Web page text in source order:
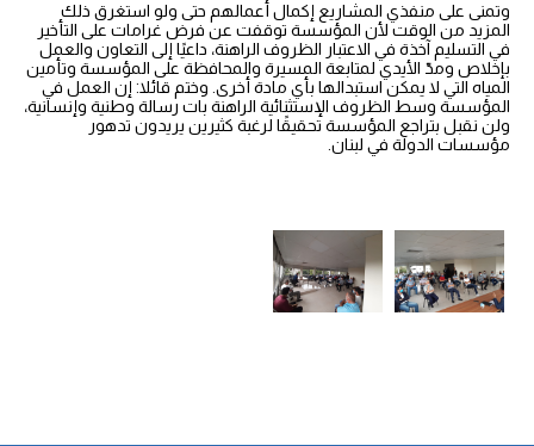
وتمنى على منفذي المشاريع إكمال أعمالهم حتى ولو استغرق ذلك
المزيد من الوقت لأن المؤسسة توقفت عن فرض غرامات على التأخير
في التسليم آخذة في الاعتبار الظروف الراهنة، داعيًا إلى التعاون والعمل
بإخلاص ومدّ الأيدي لمتابعة المسيرة والمحافظة على المؤسسة وتأمين
المياه التي لا يمكن استبدالها بأي مادة أخرى. وختم قائلا: إن العمل في
المؤسسة وسط الظروف الإستثنائية الراهنة بات رسالة وطنية وإنسانية،
ولن نقبل بتراجع المؤسسة تحقيقًا لرغبة كثيرين يريدون تدهور
مؤسسات الدولة في لبنان.